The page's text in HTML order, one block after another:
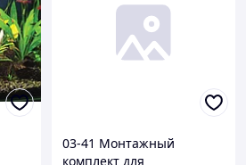
03-41 Монтажный
комплект для